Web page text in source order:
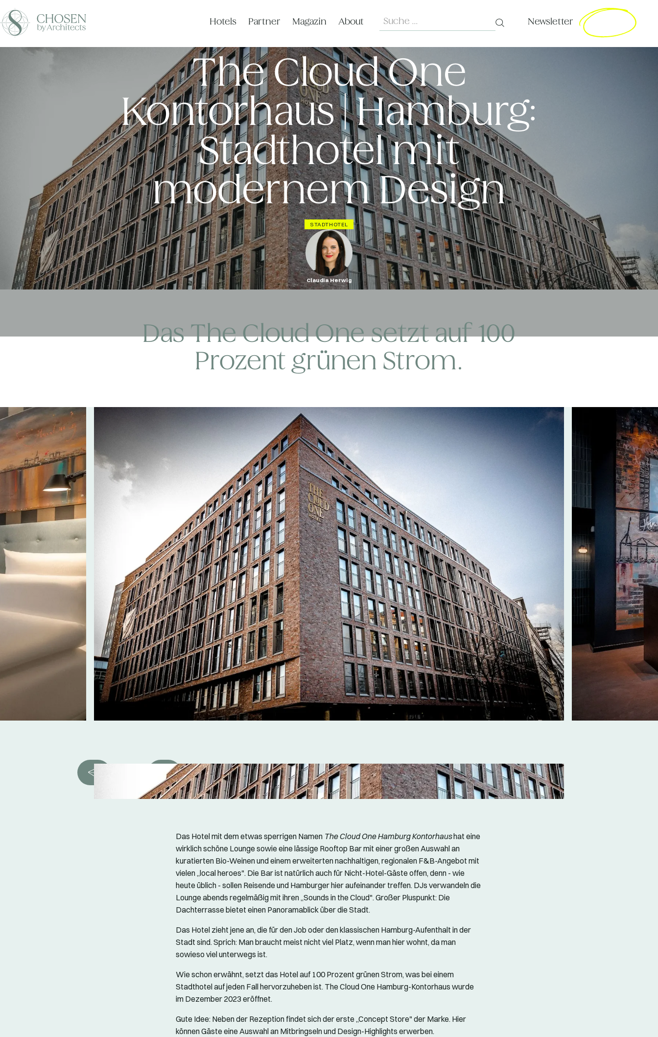
Hotels Partner Magazin About
Search
Search
Newsletter
The Cloud One
Kontorhaus | Hamburg:
Stadthotel mit
modernem Design
STADTHOTEL
Claudia Herwig
Das The Cloud One setzt auf 100
Prozent grünen Strom.
Das Hotel mit dem etwas sperrigen Namen The Cloud One Hamburg Kontorhaushat eine
wirklich schöne Lounge sowie eine lässige Rooftop Bar mit einer großen Auswahl an
kuratierten Bio-Weinen und einem erweiterten nachhaltigen, regionalen F&B-Angebot mit
vielen „local heroes". Die Bar ist natürlich auch für Nicht-Hotel-Gäste offen, denn - wie
heute üblich - sollen Reisende und Hamburger hier aufeinander treffen. DJs verwandeln die
Lounge abends regelmäßig mit ihren „Sounds in the Cloud". Großer Pluspunkt: Die
Dachterrasse bietet einen Panoramablick über die Stadt.
Das Hotel zieht jene an, die für den Job oder den klassischen Hamburg-Aufenthalt in der
Stadt sind. Sprich: Man braucht meist nicht viel Platz, wenn man hier wohnt, da man
sowieso viel unterwegs ist.
Wie schon erwähnt, setzt das Hotel auf 100 Prozent grünen Strom, was bei einem
Stadthotel auf jeden Fall hervorzuheben ist. The Cloud One Hamburg-Kontorhaus wurde
im Dezember 2023 eröffnet.
Gute Idee: Neben der Rezeption findet sich der erste „Concept Store" der Marke. Hier
können Gäste eine Auswahl an Mitbringseln und Design-Highlights erwerben.